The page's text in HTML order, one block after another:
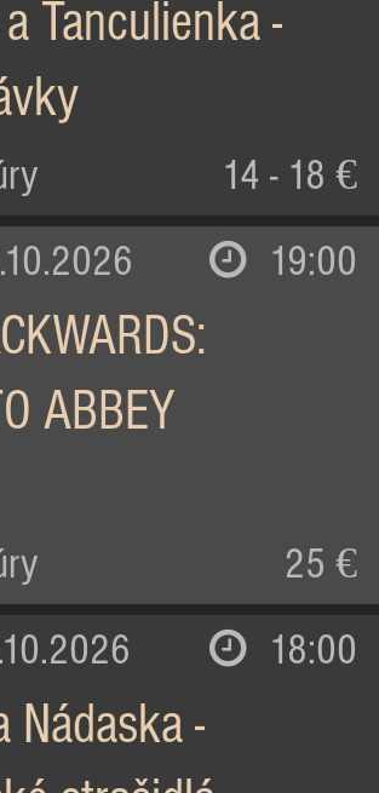
Tanculienka -
14 - 18 €
19:00
ABBEY
25 €
18:00
Nádaska -